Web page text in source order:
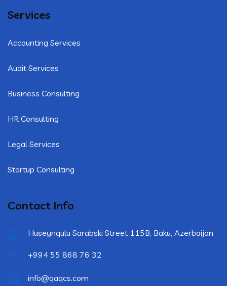
Services
Accounting Services
Audit Services
Business Consulting
HR Consulting
Legal Services
Startup Consulting
Contact Info
Huseynqulu Sarabski Street 115B, Baku, Azerbaijan
+994 55 868 76 32
info@qaqcs.com